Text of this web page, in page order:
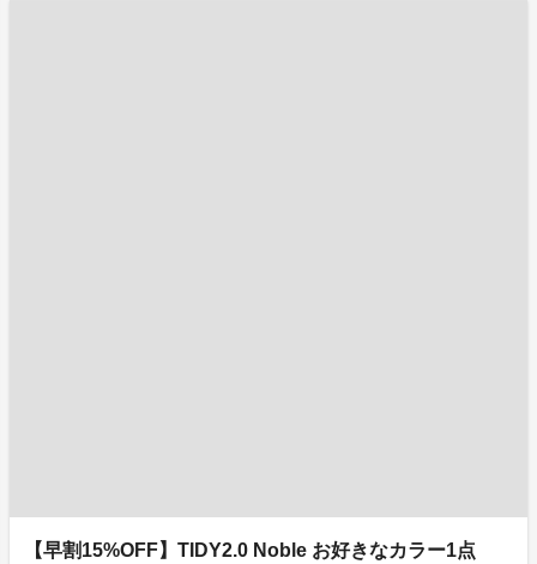
【早割15%OFF】TIDY2.0 Noble お好きなカラー1点